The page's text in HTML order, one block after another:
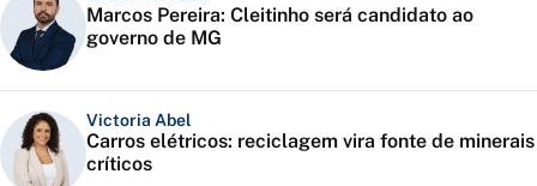
Marcos Pereira: Cleitinho será candidato ao
governo de MG
Victoria Abel
Carros elétricos: reciclagem vira fonte de minerais
críticos